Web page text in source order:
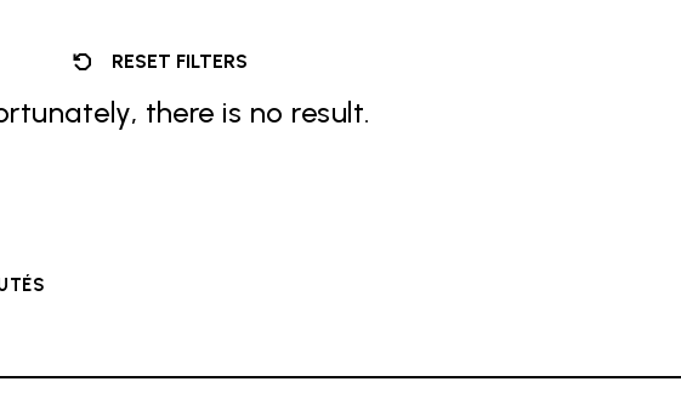
RESET FILTERS
there is no result.